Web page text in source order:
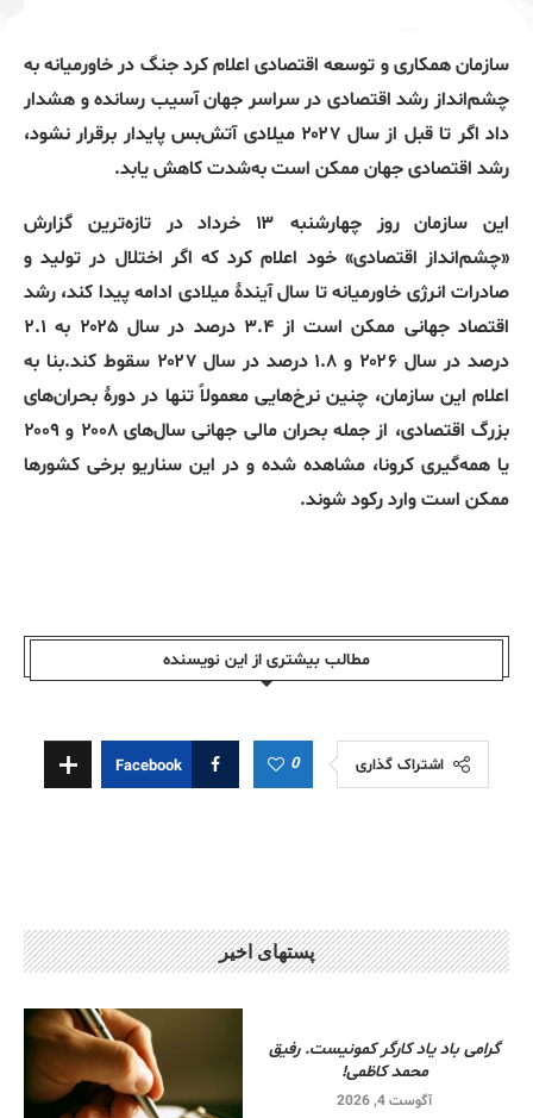
سازمان همکاری و توسعه اقتصادی اعلام کرد جنگ در خاورمیانه به
چشم‌انداز رشد اقتصادی در سراسر جهان آسیب رسانده و هشدار
داد اگر تا قبل از سال ۲۰۲۷ میلادی آتش‌بس پایدار برقرار نشود،
رشد اقتصادی جهان ممکن است به‌شدت کاهش یابد.
این سازمان روز چهارشنبه ۱۳ خرداد در تازه‌ترین گزارش
«چشم‌انداز اقتصادی» خود اعلام کرد که اگر اختلال در تولید و
صادرات انرژی خاورمیانه تا سال آیندهٔ میلادی ادامه پیدا کند، رشد
اقتصاد جهانی ممکن است از ۳.۴ درصد در سال ۲۰۲۵ به ۲.۱
درصد در سال ۲۰۲۶ و ۱.۸ درصد در سال ۲۰۲۷ سقوط کند.بنا به
اعلام این سازمان، چنین نرخ‌هایی معمولاً تنها در دورهٔ بحران‌های
بزرگ اقتصادی، از جمله بحران مالی جهانی سال‌های ۲۰۰۸ و ۲۰۰۹
یا همه‌گیری کرونا، مشاهده شده و در این سناریو برخی کشورها
ممکن است وارد رکود شوند.
مطالب بیشتری از این نویسندە
اشتراک گذاری 0
Facebook
پستهای اخیر
گرامی باد یاد کارگر کمونیست. رفیق
محمد کاظمی!
آگوست 4, 2026